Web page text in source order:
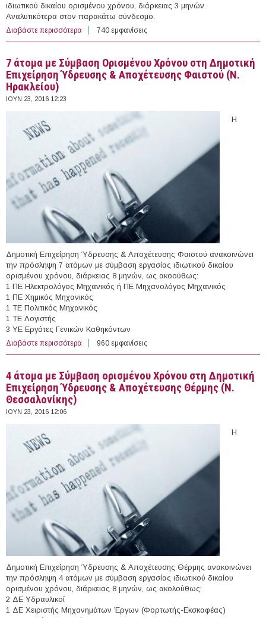
ιδιωτικού δικαίου ορισμένου χρόνου, διάρκειας 3 μηνών.
Αναλυτικότερα στον παρακάτω σύνδεσμο.
Διαβάστε περισσότερα για 6 Eργάτες με Σύμβαση Ορισμένου Χρόνου στο Δήμο
Λυκόβρυσης-Πεύκης (Ν. Αττικής)
740 εμφανίσεις
7 άτομα με Σύμβαση Ορισμένου Χρόνου στη Δημοτική
Επιχείρηση Ύδρευσης & Αποχέτευσης Φαιστού (Ν.
Ηρακλείου)
ΙΟΥΝ 23, 2016 12:23
Η
Δημοτική Επιχείρηση Ύδρευσης & Αποχέτευσης Φαιστού ανακοινώνει
την πρόσληψη 7 ατόμων με σύμβαση εργασίας ιδιωτικού δικαίου
ορισμένου χρόνου, διάρκειας 8 μηνών, ως ακοούθως:
1 ΠΕ Ηλεκτρολόγος Μηχανικός ή ΠΕ Μηχανολόγος Μηχανικός
1 ΠΕ Χημικός Μηχανικός
1 ΤΕ Πολιτικός Μηχανικός
1 ΤΕ Λογιστής
3 ΥΕ Εργάτες Γενικών Καθηκόντων
Διαβάστε περισσότερα για 7 άτομα με Σύμβαση Ορισμένου Χρόνου στη
Δημοτική Επιχείρηση Ύδρευσης & Αποχέτευσης
960 εμφανίσεις
4 άτομα με Σύμβαση ορισμένου Χρόνου στη Δημοτική
Επιχείρηση Ύδρευσης & Αποχέτευσης Θέρμης (Ν.
Θεσσαλονίκης)
ΙΟΥΝ 23, 2016 12:06
Η
Δημοτική Επιχείρηση Ύδρευσης & Αποχέτευσης Θέρμης ανακοινώνει
την πρόσληψη 4 ατόμων με σύμβαση εργασίας ιδιωτικού δικαίου
ορισμένου χρόνου, διάρκειας 8 μηνών, ως ακολούθως:
2 ΔΕ Υδραυλικοί
1 ΔΕ Χειριστής Μηχανημάτων Έργων (Φορτωτής-Εκσκαφέας)